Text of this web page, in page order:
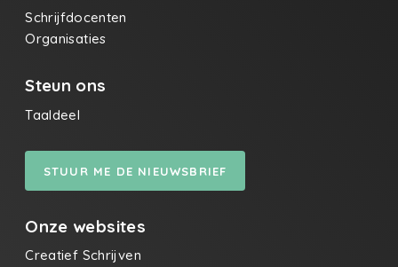
Schrijfdocenten
Organisaties
Steun ons
Taaldeel
STUUR ME DE NIEUWSBRIEF
Onze websites
Creatief Schrijven